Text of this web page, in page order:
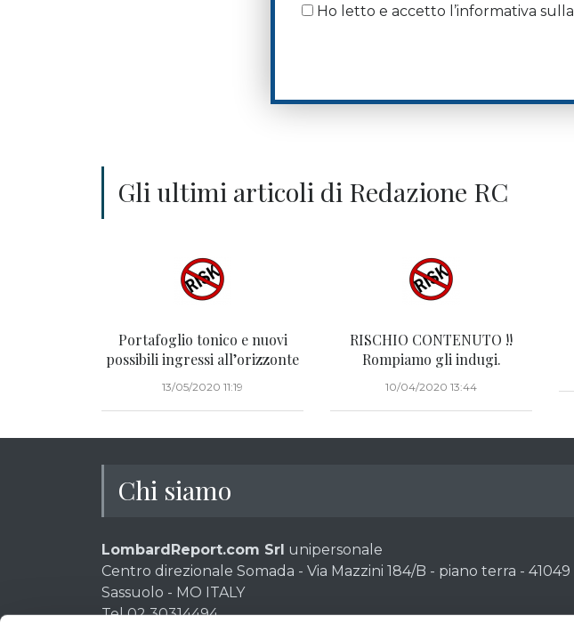
Ho letto e accetto l’informativa sulla
Gli ultimi articoli di Redazione RC
Portafoglio tonico e nuovi
possibili ingressi all’orizzonte
13/05/2020 11:19
RISCHIO CONTENUTO !!
Rompiamo gli indugi.
10/04/2020 13:44
Chi siamo
LombardReport.com Srl unipersonale
Centro direzionale Somada - Via Mazzini 184/B - piano terra - 41049
Sassuolo - MO ITALY
Tel 02 30314494